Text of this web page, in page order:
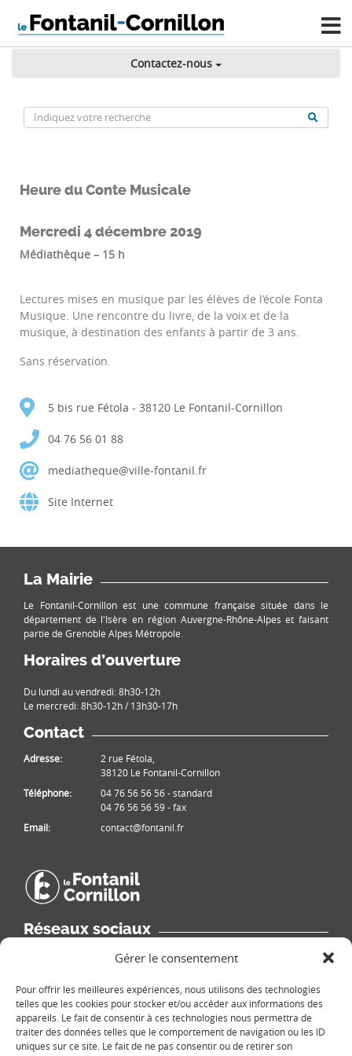
Gérer le consentement
Pour offrir les meilleures expériences, nous utilisons des technologies
telles que les cookies pour stocker et/ou accéder aux informations des
appareils. Le fait de consentir à ces technologies nous permettra de
traiter des données telles que le comportement de navigation ou les ID
uniques sur ce site. Le fait de ne pas consentir ou de retirer son
Contactez-nous
Heure du Conte Musicale
Mercredi 4 décembre 2019
Médiathèque – 15 h
Lectures mises en musique par les élèves de l’école Fonta
Musique. Une rencontre du livre, de la voix et de la
musique, à destination des enfants à partir de 3 ans.
Sans réservation.
5 bis rue Fétola - 38120 Le Fontanil-Cornillon
04 76 56 01 88
mediatheque@ville-fontanil.fr
Site Internet
La Mairie
Le Fontanil-Cornillon est une commune française située dans le
département de l'Isère en région Auvergne-Rhône-Alpes et faisant
partie de Grenoble Alpes Métropole.
Horaires d’ouverture
Du lundi au vendredi: 8h30-12h
Le mercredi: 8h30-12h / 13h30-17h
Contact
Adresse:
2 rue Fétola,
38120 Le Fontanil-Cornillon
Téléphone:
04 76 56 56 56 - standard
04 76 56 56 59 - fax
Email:
contact@fontanil.fr
Réseaux sociaux
Retrouvez les informations de la commune sur différents réseaux
Le plan du site